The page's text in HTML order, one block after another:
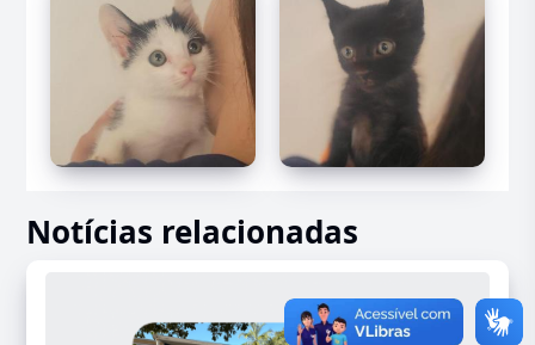
Notícias relacionadas